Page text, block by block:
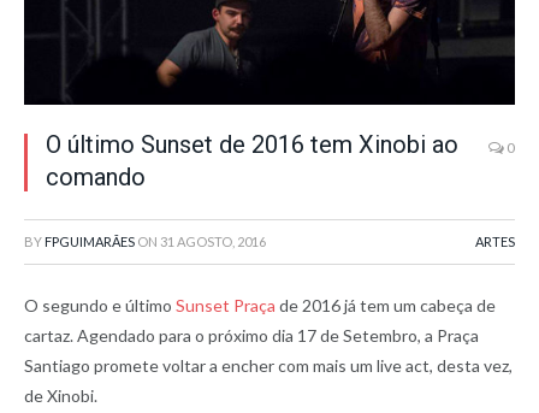
O último Sunset de 2016 tem Xinobi ao
comando
0
BY FPGUIMARÃES ON 31 AGOSTO, 2016 ARTES
O segundo e último Sunset Praça de 2016 já tem um cabeça de
cartaz. Agendado para o próximo dia 17 de Setembro, a Praça
Santiago promete voltar a encher com mais um live act, desta vez,
de Xinobi.